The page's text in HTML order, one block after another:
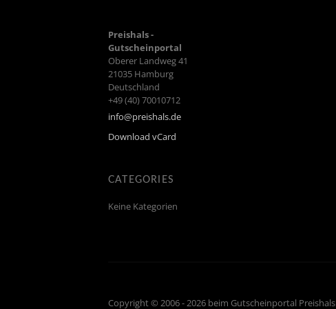
Preishals -
Gutscheinportal
Oberer Landweg 41
21035 Hamburg
Deutschland
+49 (40) 70010712
info@preishals.de
Download vCard
CATEGORIES
Keine Kategorien
Copyright © 2006 - 2026 beim Gutscheinportal Preishals